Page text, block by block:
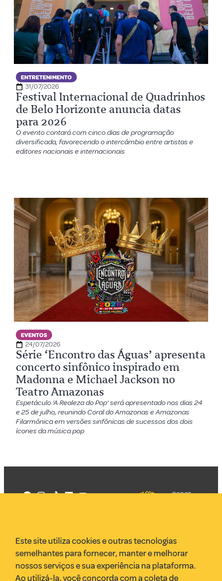
ENTRETENIMENTO
31/07/2026
Festival Internacional de Quadrinhos
de Belo Horizonte anuncia datas
para 2026
O evento contará com cinco dias de programação
diversificada, favorecendo o intercâmbio entre artistas e
editores nacionais e internacionais
EVENTOS
24/07/2026
Série ‘Encontro das Águas’ apresenta
concerto sinfônico inspirado em
Madonna e Michael Jackson no
Teatro Amazonas
Espetáculo ‘A Realeza do Pop’ será apresentado nos dias 24
e 25 de julho, reunindo Coral do Amazonas e Amazonas
Filarmônica em versões sinfônicas de sucessos dos dois
ícones da música pop
VR Assessoria
Parcerias
Envie uma pauta
©2025
Este site utiliza cookies e outras tecnologias
semelhantes para fornecer, manter e melhorar
nossos serviços e sua experiência na plataforma.
Ao utilizá-la, você concorda com a coleta de